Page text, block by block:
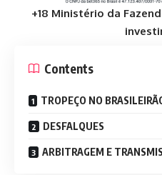
+18 Ministério da
Contents
TROPEÇO NO
DESFALQUES
ARBITRAGEM E